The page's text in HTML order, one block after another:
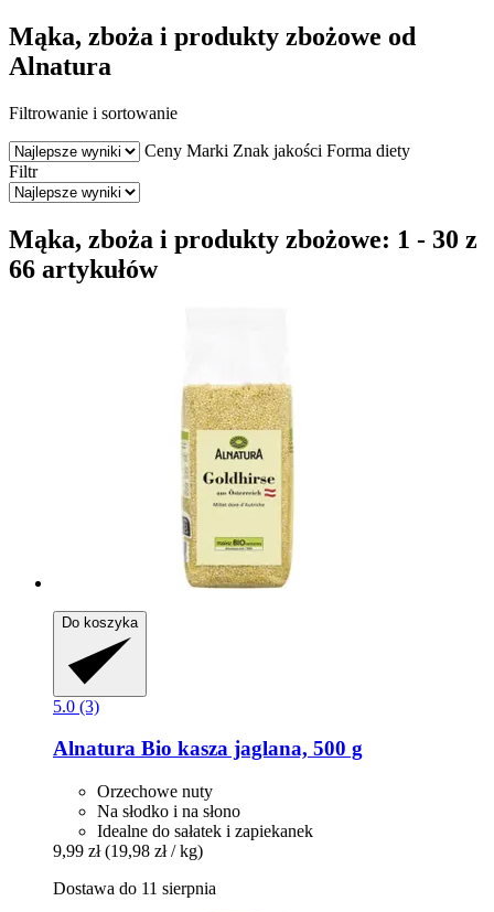
Mąka, zboża i produkty zbożowe od
Alnatura
Filtrowanie i sortowanie
Ceny Marki Znak jakości Forma diety
Filtr
Mąka, zboża i produkty zbożowe: 1 - 30 z
66 artykułów
Do koszyka
5.0 (3)
Alnatura Bio kasza jaglana, 500 g
Orzechowe nuty
Na słodko i na słono
Idealne do sałatek i zapiekanek
9,99 zł (19,98 zł / kg)
Dostawa do 11 sierpnia